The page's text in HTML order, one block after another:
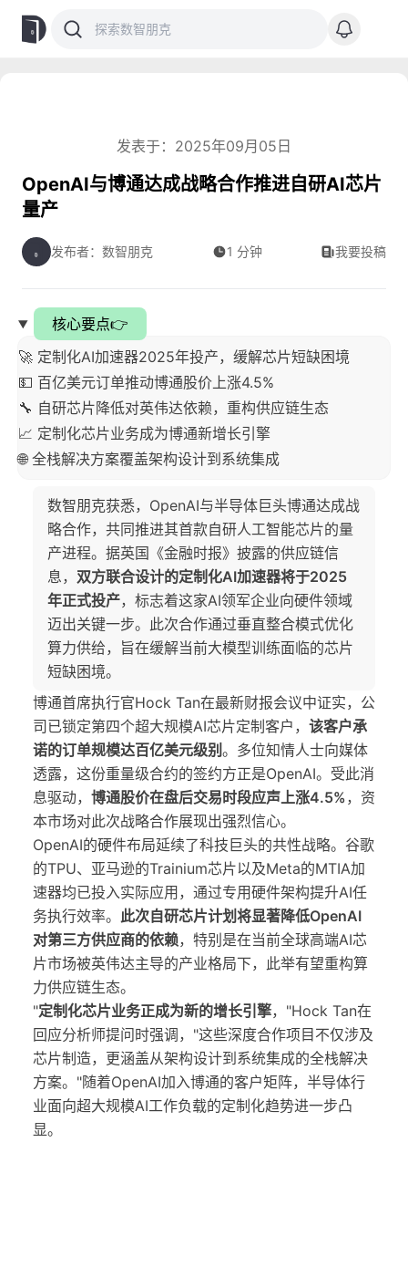
发表于：2025年09月05日
OpenAI与博通达成战略合作推进自研AI芯片
量产
发布者：数智朋克 1 分钟 我要投稿
核心要点👉
🚀 定制化AI加速器2025年投产，缓解芯片短缺困境
💵 百亿美元订单推动博通股价上涨4.5%
🔧 自研芯片降低对英伟达依赖，重构供应链生态
📈 定制化芯片业务成为博通新增长引擎
🌐 全栈解决方案覆盖架构设计到系统集成
数智朋克获悉，OpenAI与半导体巨头博通达成战
略合作，共同推进其首款自研人工智能芯片的量
产进程。据英国《金融时报》披露的供应链信
息， 双方联合设计的定制化AI加速器将于2025
年正式投产，标志着这家AI领军企业向硬件领域
迈出关键一步。此次合作通过垂直整合模式优化
算力供给，旨在缓解当前大模型训练面临的芯片
短缺困境。
博通首席执行官Hock Tan在最新财报会议中证实，公
司已锁定第四个超大规模AI芯片定制客户， 该客户承
诺的订单规模达百亿美元级别 。多位知情人士向媒体
透露，这份重量级合约的签约方正是OpenAI。受此消
息驱动， 博通股价在盘后交易时段应声上涨4.5%，资
本市场对此次战略合作展现出强烈信心。
OpenAI的硬件布局延续了科技巨头的共性战略。谷歌
的TPU、亚马逊的Trainium芯片以及Meta的MTIA加
速器均已投入实际应用，通过专用硬件架构提升AI任
务执行效率。 此次自研芯片计划将显著降低OpenAI
对第三方供应商的依赖，特别是在当前全球高端AI芯
片市场被英伟达主导的产业格局下，此举有望重构算
力供应链生态。
"定制化芯片业务正成为新的增长引擎，"Hock Tan在
回应分析师提问时强调，"这些深度合作项目不仅涉及
芯片制造，更涵盖从架构设计到系统集成的全栈解决
方案。"随着OpenAI加入博通的客户矩阵，半导体行
业面向超大规模AI工作负载的定制化趋势进一步凸
显。